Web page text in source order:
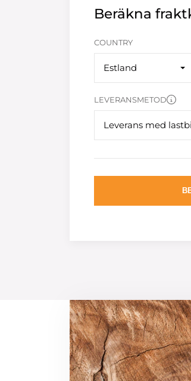
Beräkna
COUNTRY
Estland
LEVERANSMETOD
Leverans med